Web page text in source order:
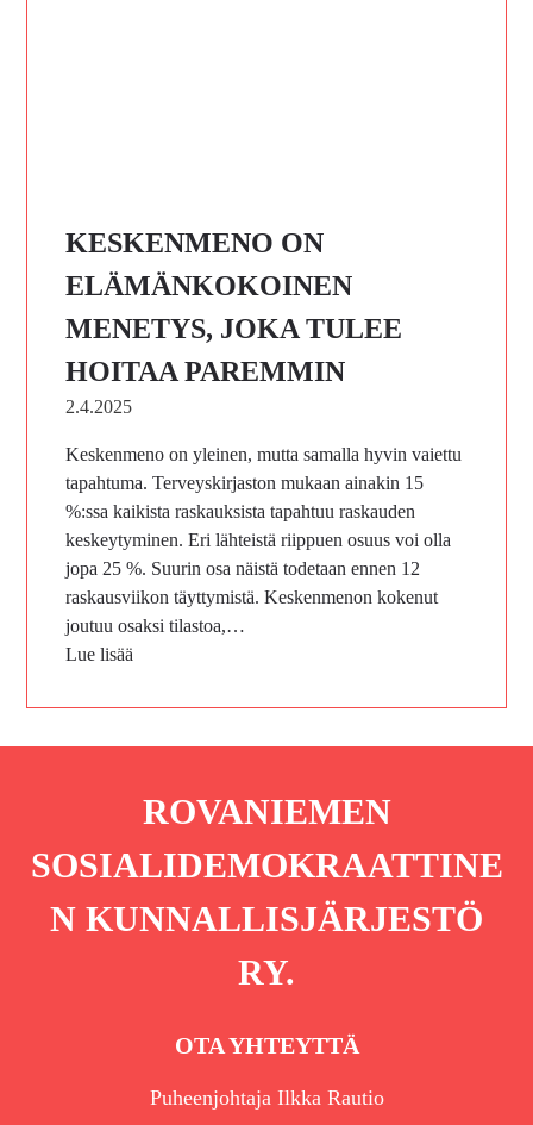
KESKENMENO ON
ELÄMÄNKOKOINEN
MENETYS, JOKA TULEE
HOITAA PAREMMIN
2.4.2025
Keskenmeno on yleinen, mutta samalla hyvin vaiettu
tapahtuma. Terveyskirjaston mukaan ainakin 15
%:ssa kaikista raskauksista tapahtuu raskauden
keskeytyminen. Eri lähteistä riippuen osuus voi olla
jopa 25 %. Suurin osa näistä todetaan ennen 12
raskausviikon täyttymistä. Keskenmenon kokenut
joutuu osaksi tilastoa,…
Lue lisää
ROVANIEMEN
SOSIALIDEMOKRAATTINE
N KUNNALLISJÄRJESTÖ
RY.
OTA YHTEYTTÄ
Puheenjohtaja Ilkka Rautio